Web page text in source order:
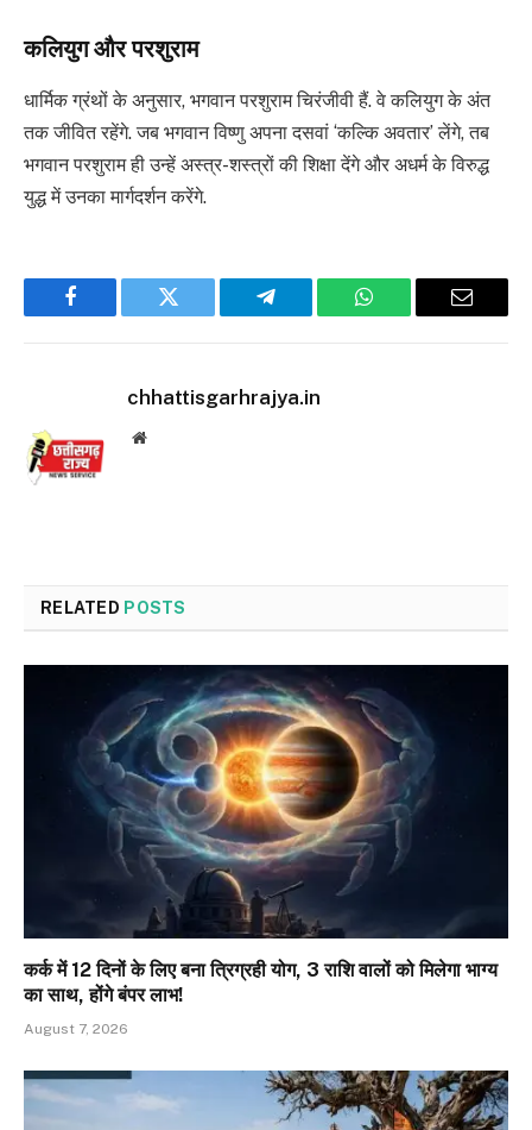
कलियुग और परशुराम
धार्मिक ग्रंथों के अनुसार, भगवान परशुराम चिरंजीवी हैं. वे कलियुग के अंत
तक जीवित रहेंगे. जब भगवान विष्णु अपना दसवां ‘कल्कि अवतार’ लेंगे, तब
भगवान परशुराम ही उन्हें अस्त्र-शस्त्रों की शिक्षा देंगे और अधर्म के विरुद्ध
युद्ध में उनका मार्गदर्शन करेंगे.
Facebook Twitter Telegram WhatsApp Email
chhattisgarhrajya.in
Website
RELATED POSTS
कर्क में 12 दिनों के लिए बना त्रिग्रही योग, 3 राशि वालों को मिलेगा भाग्य
का साथ, होंगे बंपर लाभ!
August 7, 2026